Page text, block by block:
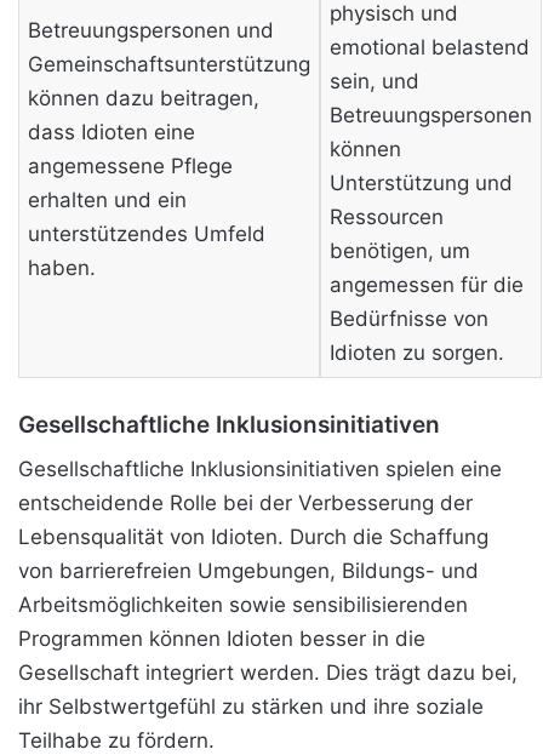
Betreuungspersonen und
Gemeinschaftsunterstützung
können dazu beitragen,
dass Idioten eine
angemessene Pflege
erhalten und ein
unterstützendes Umfeld
haben.
physisch und
emotional belastend
sein, und
Betreuungspersonen
können
Unterstützung und
Ressourcen
benötigen, um
angemessen für die
Bedürfnisse von
Idioten zu sorgen.
Gesellschaftliche Inklusionsinitiativen
Gesellschaftliche Inklusionsinitiativen spielen eine
entscheidende Rolle bei der Verbesserung der
Lebensqualität von Idioten. Durch die Schaffung
von barrierefreien Umgebungen, Bildungs- und
Arbeitsmöglichkeiten sowie sensibilisierenden
Programmen können Idioten besser in die
Gesellschaft integriert werden. Dies trägt dazu bei,
ihr Selbstwertgefühl zu stärken und ihre soziale
Teilhabe zu fördern.